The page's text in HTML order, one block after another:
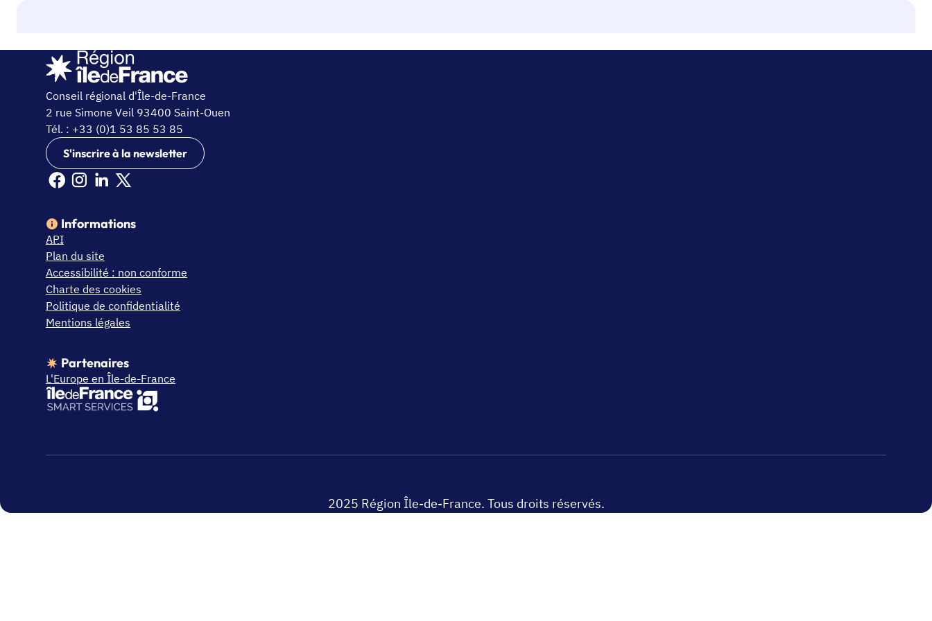
Conseil régional d'Île-de-France
2 rue Simone Veil 93400 Saint-Ouen
Tél. : +33 (0)1 53 85 53 85
S'inscrire à la newsletter
Facebook Ile de France (nouvelle fenêtre)
Instagram Ile de France (nouvelle fenêtre)
Linkedin Ile de France (nouvelle fenêtre)
X Ile de France (nouvelle fenêtre)
Informations
API
Plan du site
Accessibilité : non conforme
Charte des cookies
Politique de confidentialité
Mentions légales
Partenaires
L'Europe en Île-de-France
2025 Région Île-de-France. Tous droits réservés.